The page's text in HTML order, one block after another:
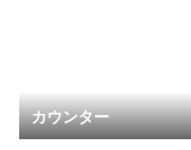
カウンター